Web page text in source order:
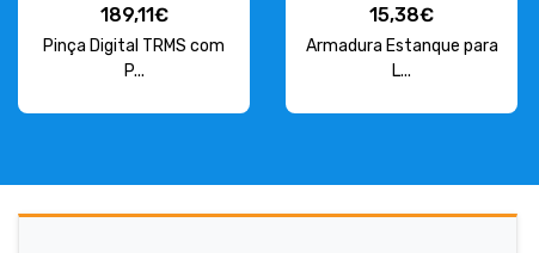
189,11€
Pinça Digital TRMS com
P...
15,38€
Armadura Estanque para
L...